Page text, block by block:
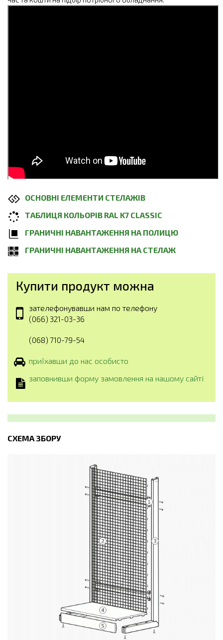
ОСНОВНІ ЕЛЕМЕНТИ СТЕЛАЖІВ
ТАБЛИЦЯ КОЛЬОРІВ RAL K7 CLASSIC
ГРАНИЧНІ НАВАНТАЖЕННЯ НА ПОЛИЦЮ
ГРАНИЧНІ НАВАНТАЖЕННЯ НА СТЕЛАЖ
Купити продукт можна
зателефонувавши нам по телефону
(066) 321-03-36
(068) 710-79-54
приїхавши до нас особисто
заповнивши форму замовлення на нашому сайті
СХЕМА ЗБОРУ